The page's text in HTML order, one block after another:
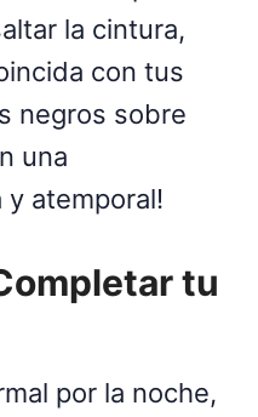
la cintura,
con tus
negros sobre
una
y atemporal!
tu
por la noche,